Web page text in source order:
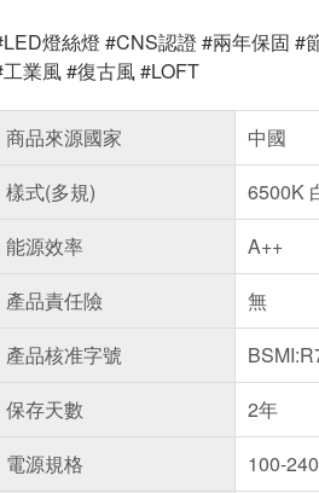
燈絲燈 #CNS認證 #兩年保固 #
業風 #復古風 #LOFT
商品來源國家
中國
樣式(多規)
6500K
能源效率
A++
產品責任險
無
產品核准字號
保存天數
2年
電源規格
100-